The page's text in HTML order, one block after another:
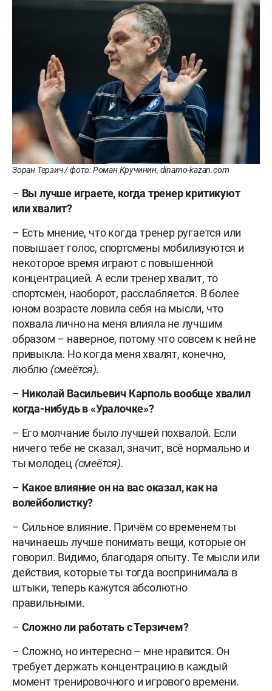
Зоран Терзич / фото: Роман Кручинин, dinamo-kazan.com
– Вы лучше играете, когда тренер критикуют
или хвалит?
– Есть мнение, что когда тренер ругается или
повышает голос, спортсмены мобилизуются и
некоторое время играют с повышенной
концентрацией. А если тренер хвалит, то
спортсмен, наоборот, расслабляется. В более
юном возрасте ловила себя на мысли, что
похвала лично на меня влияла не лучшим
образом – наверное, потому что совсем к ней не
привыкла. Но когда меня хвалят, конечно,
люблю (смеётся).
– Николай Васильевич Карполь вообще хвалил
когда-нибудь в «Уралочке»?
– Его молчание было лучшей похвалой. Если
ничего тебе не сказал, значит, всё нормально и
ты молодец (смеётся).
– Какое влияние он на вас оказал, как на
волейболистку?
– Сильное влияние. Причём со временем ты
начинаешь лучше понимать вещи, которые он
говорил. Видимо, благодаря опыту. Те мысли или
действия, которые ты тогда воспринимала в
штыки, теперь кажутся абсолютно
правильными.
– Сложно ли работать с Терзичем?
– Сложно, но интересно – мне нравится. Он
требует держать концентрацию в каждый
момент тренировочного и игрового времени.